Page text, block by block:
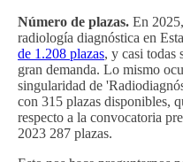
Número de plazas. En
radiología diagnóstica en
de 1.208 plazas, y casi todas
gran demanda. Lo mismo
singularidad de
con 315 plazas disponibles,
respecto a la convocatoria
2023 287 plazas.